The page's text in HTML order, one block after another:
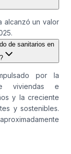
alcanzó un valor
de sanitarios en
por la
viviendas e
y la creciente
y sostenibles.